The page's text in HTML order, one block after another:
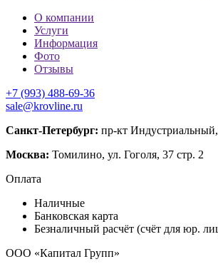
О компании
Услуги
Информация
Фото
Отзывы
+7 (993) 488-69-36
sale@krovline.ru
Санкт-Петербург: пр-кт
Москва: Томилино, ул. Гоголя, 37 стр. 2
Оплата
Наличные
Банковская карта
Безналичный расчёт (счёт для юр.
ООО «Капитал Групп»